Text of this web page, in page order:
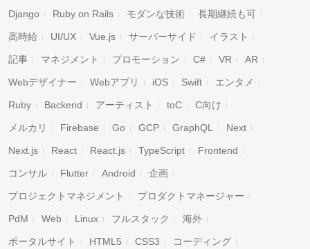
Django Ruby on Rails モダンな技術 長期継続も可
高時給 UI/UX Vue.js サーバーサイド イラスト
記事 マネジメント プロモーション C# VR AR
Webデザイナー Webアプリ iOS Swift エンタメ
Ruby Backend アーティスト toC C向け
メルカリ Firebase Go GCP GraphQL Next
Next.js React React.js TypeScript Frontend
コンサル Flutter Android 企画
プロジェクトマネジメント プロダクトマネージャー
PdM Web Linux フルスタック 海外
ポータルサイト HTML5 CSS3 コーディング